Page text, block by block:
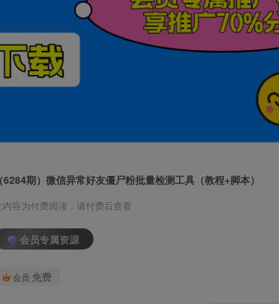
6284期）微信异常好友僵尸粉批量检测工具（教程+脚本）
内容为付费阅读，请付费后查看
会员专属资源
会员 免费